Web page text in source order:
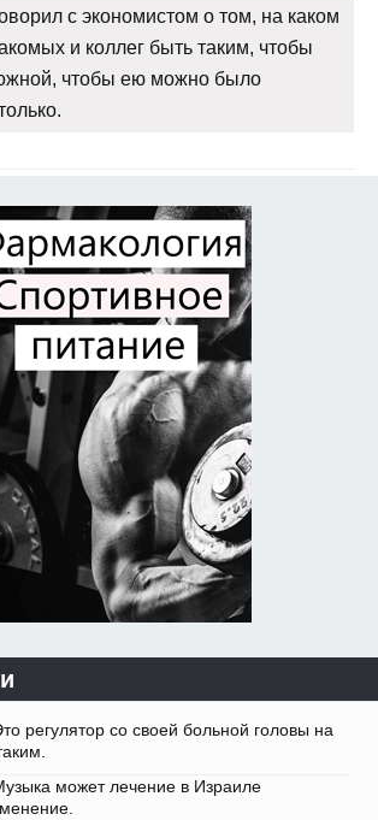
с экономистом о том, на каком
и коллег быть таким, чтобы
чтобы ею можно было
регулятор со своей больной головы на
может лечение в Израиле